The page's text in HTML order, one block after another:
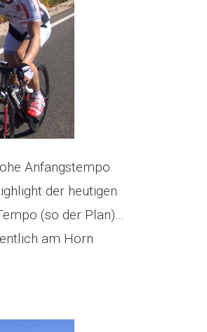
Anfangstempo
der heutigen
(so der Plan)…
am Horn